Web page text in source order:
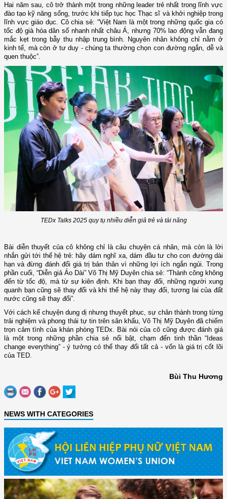
Hai năm sau, cô trở thành một trong những leader trẻ nhất trong lĩnh vực
đào tạo kỹ năng sống, trước khi tiếp tục học Thạc sĩ và khởi nghiệp trong
lĩnh vực giáo dục. Cô chia sẻ: “Việt Nam là một trong những quốc gia có
tốc độ già hóa dân số nhanh nhất châu Á, nhưng 70% lao động vẫn đang
mắc kẹt trong bẫy thu nhập trung bình. Nguyên nhân không chỉ nằm ở
kinh tế, mà còn ở tư duy - chúng ta thường chọn con đường ngắn, dễ và
quen thuộc”.
TEDx Talks 2025 quy tụ nhiều diễn giả trẻ và tài năng
Bài diễn thuyết của cô không chỉ là câu chuyện cá nhân, mà còn là lời
nhắn gửi tới thế hệ trẻ: hãy dám nghĩ xa, dám đầu tư cho con đường dài
hạn và đừng đánh đổi giá trị bản thân vì những lợi ích ngắn ngủi. Trong
phần cuối, “Diễn giả Áo Dài” Võ Thị Mỹ Duyên chia sẻ: “Thành công không
đến từ tốc độ, mà từ sự kiên định. Khi bạn thay đổi, những người xung
quanh bạn cũng sẽ thay đổi và khi thế hệ này thay đổi, tương lai của đất
nước cũng sẽ thay đổi”.
Với cách kể chuyện dung dị nhưng thuyết phục, sự chân thành trong từng
trải nghiệm và phong thái tự tin trên sân khấu, Võ Thị Mỹ Duyên đã chiếm
trọn cảm tình của khán phòng TEDx. Bài nói của cô cũng được đánh giá
là một trong những phần chia sẻ nổi bật, chạm đến tinh thần “Ideas
change everything” - ý tưởng có thể thay đổi tất cả - vốn là giá trị cốt lõi
của TED.
Bùi Thu Hương
NEWS WITH CATEGORIES